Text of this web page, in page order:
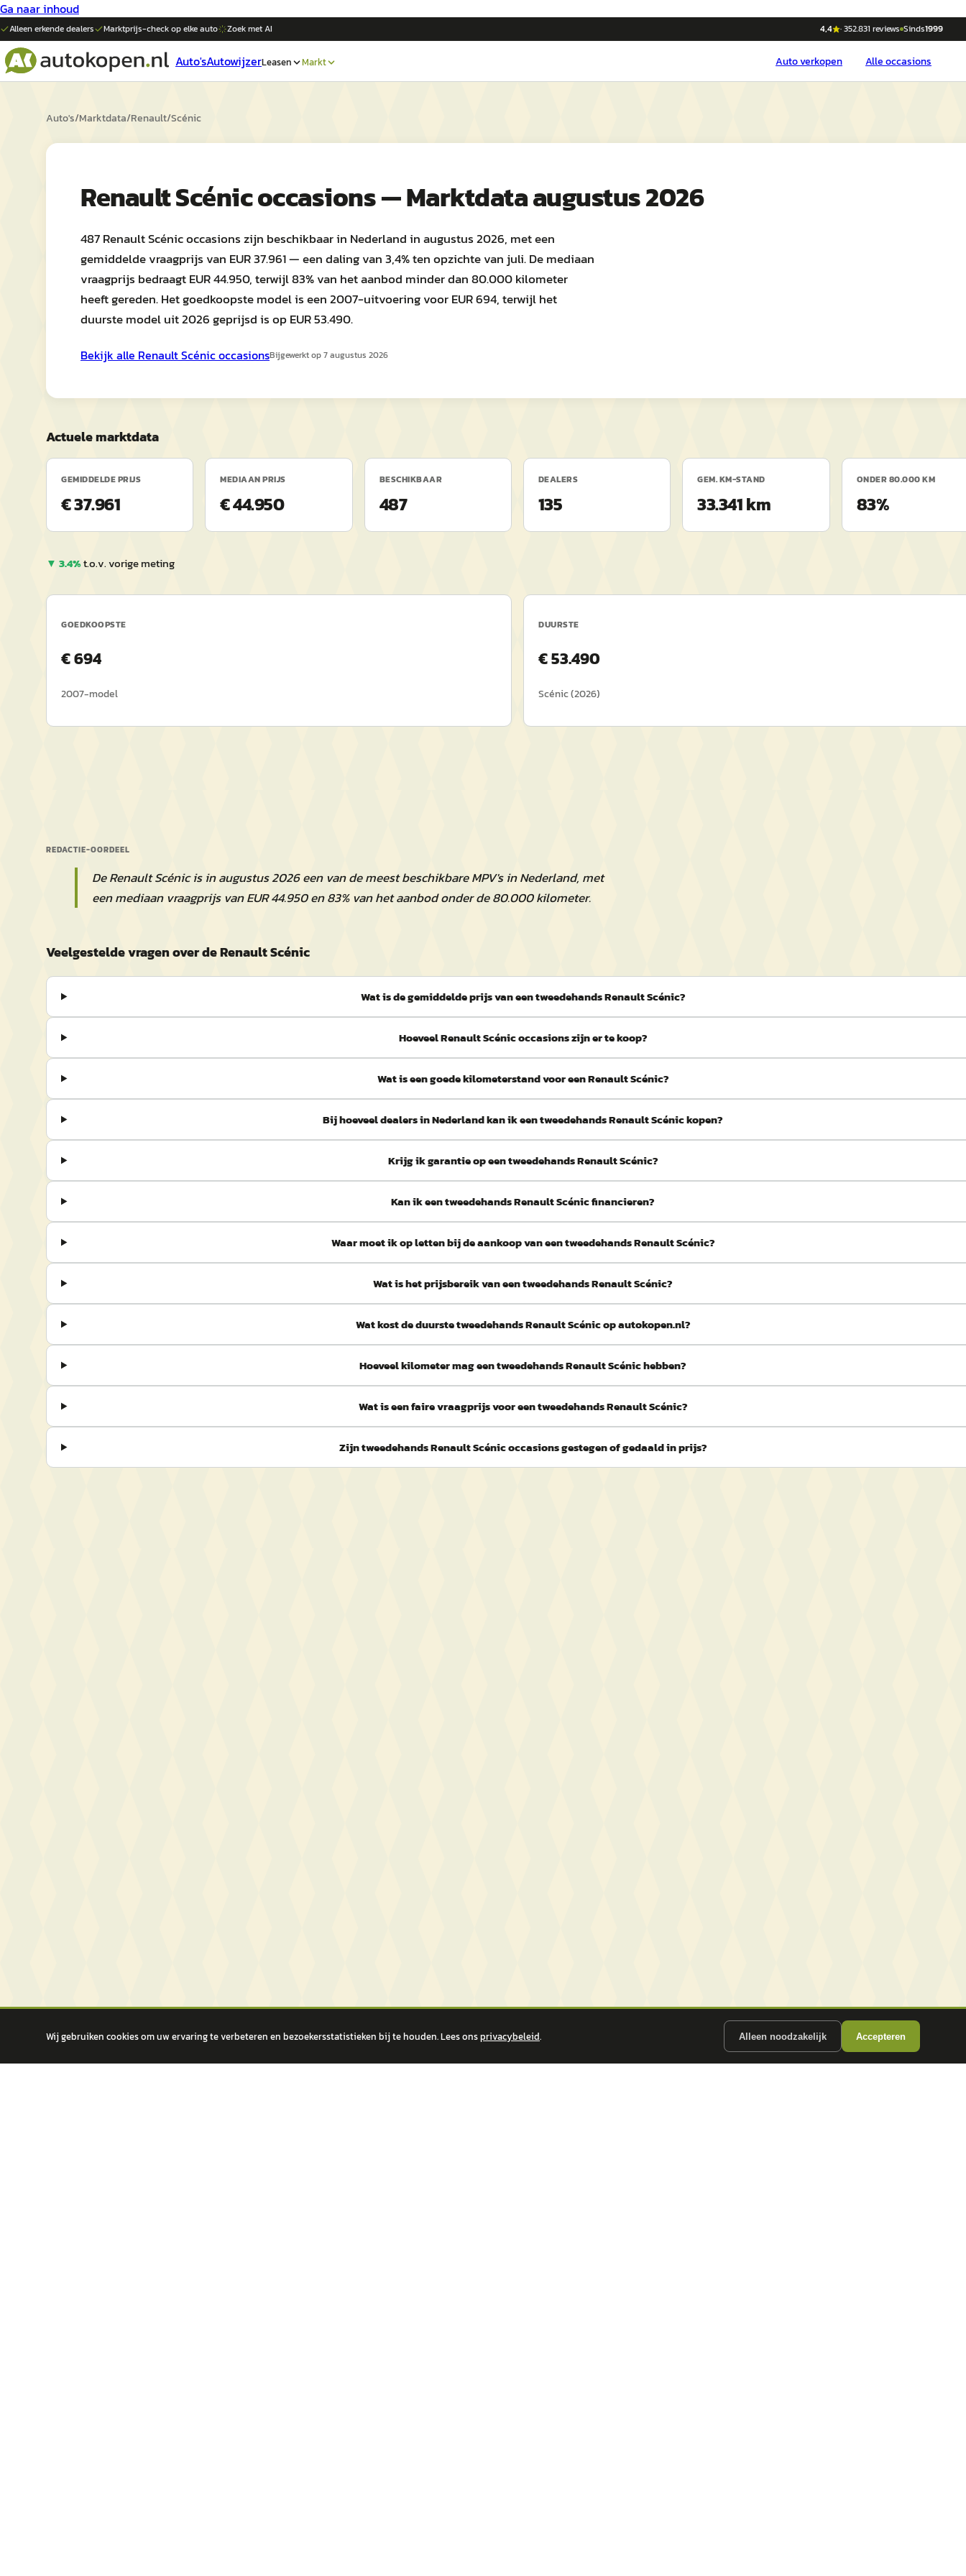
Ga naar inhoud
Alleen erkende dealers Marktprijs-check op elkeauto Zoek met AI 4,4 ·352.831 reviews Sinds1999
Auto'sAutowijzerLeasen Markt Autoverkopen Alle occasions
Auto's/Marktdata/Renault/Scénic
Renault Scénic occasions — Marktdata augustus 2026
487 Renault Scénic occasions zijn beschikbaar in Nederland in augustus 2026, met een
gemiddelde vraagprijs van EUR 37.961 — een daling van 3,4% ten opzichte van juli. De mediaan
vraagprijs bedraagt EUR 44.950, terwijl 83% van het aanbod minder dan 80.000 kilometer
heeft gereden. Het goedkoopste model is een 2007-uitvoering voor EUR 694, terwijl het
duurste model uit 2026 geprijsd is op EUR 53.490.
Bekijk alle RenaultScénicoccasionsBijgewerkt op7 augustus 2026
Actuele marktdata
GEMIDDELDE PRIJS
€ 37.961
MEDIAAN PRIJS
€ 44.950
BESCHIKBAAR
487
DEALERS
135
GEM. KM-STAND
33.341 km
ONDER 80.000 KM
83%
▼ 3.4%t.o.v. vorige meting
GOEDKOOPSTE
€694
2007-model
DUURSTE
€53.490
Scénic(2026)
REDACTIE-OORDEEL
De Renault Scénic is in augustus 2026 een van de meest beschikbare MPV's in Nederland, met
een mediaan vraagprijs van EUR 44.950 en 83% van het aanbod onder de 80.000 kilometer.
Veelgestelde vragen over de Renault Scénic
Wat is de gemiddelde prijs van een tweedehands Renault Scénic?
Hoeveel Renault Scénic occasions zijn er te koop?
Wat is een goede kilometerstand voor een Renault Scénic?
Bij hoeveel dealers in Nederland kan ik een tweedehands Renault Scénic kopen?
Krijg ik garantie op een tweedehands Renault Scénic?
Kan ik een tweedehands Renault Scénic financieren?
Waar moet ik op letten bij de aankoop van een tweedehands Renault Scénic?
Wat is het prijsbereik van een tweedehands Renault Scénic?
Wat kost de duurste tweedehands Renault Scénic op autokopen.nl?
Hoeveel kilometer mag een tweedehands Renault Scénic hebben?
Wat is een faire vraagprijs voor een tweedehands Renault Scénic?
Zijn tweedehands Renault Scénic occasions gestegen of gedaald in prijs?
Wij gebruiken cookies om uw ervaring te verbeteren en bezoekersstatistieken bij te houden. Lees onsprivacybeleid. Alleen noodzakelijk Accepteren